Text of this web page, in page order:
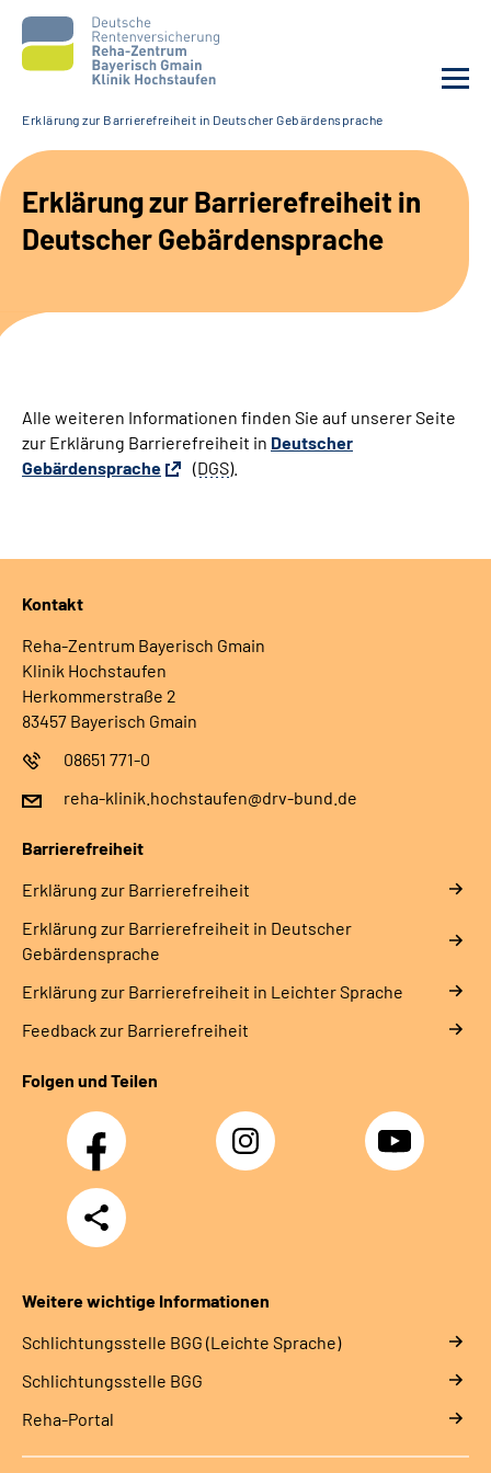
Unsere Klinik
Unsere Angebote
Suche
Erklärung zur Barrierefreiheit in Deutscher Gebärdensprache
Erklärung zur Barrierefreiheit in
Deutscher Gebärdensprache
Alle weiteren Informationen finden Sie auf unserer Seite
zur Erklärung Barrierefreiheit in Deutscher
Gebärdensprache
(DGS).
Kontakt
Reha-Zentrum Bayerisch Gmain
Klinik Hochstaufen
Herkommerstraße 2
83457 Bayerisch Gmain
08651 771-0
reha-klinik.hochstaufen@drv-bund.de
Barrierefreiheit
Erklärung zur Barrierefreiheit
Erklärung zur Barrierefreiheit in Deutscher
Gebärdensprache
Erklärung zur Barrierefreiheit in Leichter Sprache
Feedback zur Barrierefreiheit
Folgen und Teilen
Facebook Instagram YouTube
Teilen
Weitere wichtige Informationen
Schlich­tungs­stel­le BGG (Leichte Sprache)
Schlich­tungs­stel­le BGG
Reha-Portal